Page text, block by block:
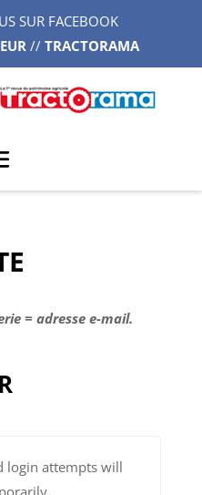
SUR FACEBOOK
// TRACTORAMA
= adresse e-mail.
login attempts will